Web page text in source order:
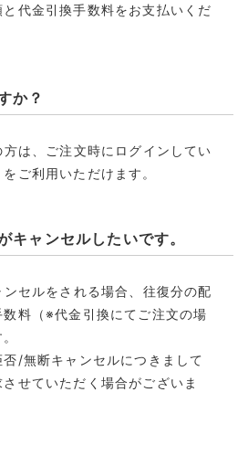
代金引換手数料をお支払いくだ
か？
は、ご注文時にログインしてい
ご利用いただけます。
キャンセルしたいです。
セルをされる場合、往復分の配
料（※代金引換にてご注文の場
/無断キャンセルにつきまして
せていただく場合がございま